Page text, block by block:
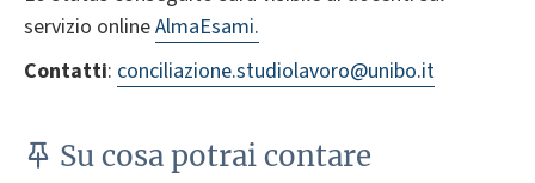
servizio onlineAlmaEsami.
Contatti: conciliazione.studiolavoro@unibo.it
Su cosa potrai contare